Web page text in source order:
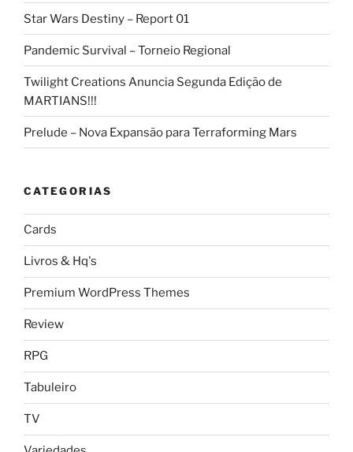
Star Wars Destiny – Report 01
Pandemic Survival – Torneio Regional
Twilight Creations Anuncia Segunda Edição de
MARTIANS!!!
Prelude – Nova Expansão para Terraforming Mars
CATEGORIAS
Cards
Livros & Hq's
Premium WordPress Themes
Review
RPG
Tabuleiro
TV